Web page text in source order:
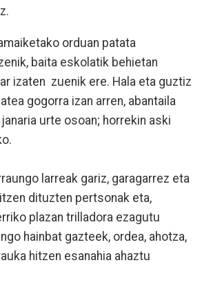
orduan patata
baita eskolatik behietan
izaten zuenik ere. Hala eta guztiz
gogorra izan arren, abantaila
urte osoan; horrekin aski
larreak gariz, garagarrez eta
dituzten pertsonak eta,
plazan trilladora ezagutu
hainbat gazteek, ordea, ahotza,
hitzen esanahia ahaztu